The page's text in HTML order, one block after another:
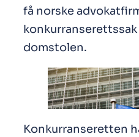
få norske
konkurranserettssak
domstolen.
Konkurranseretten